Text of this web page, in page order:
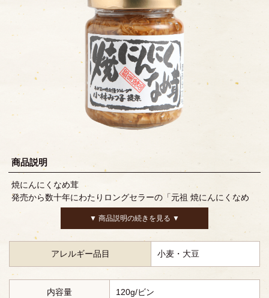
商品説明
焼にんにくなめ茸
発売から数十年にわたりロングセラーの「元祖 焼にんにくなめ
茸」です。なめ茸のうま味に香ばしい焼にんにくが加わり食が進
む逸品です。チャーハンやお浸しなどアイディア次第でおいしさ
が広がります。
▼ 商品説明の続きを見る ▼
アレルギー品目 小麦・大豆
内容量 120g/ビン